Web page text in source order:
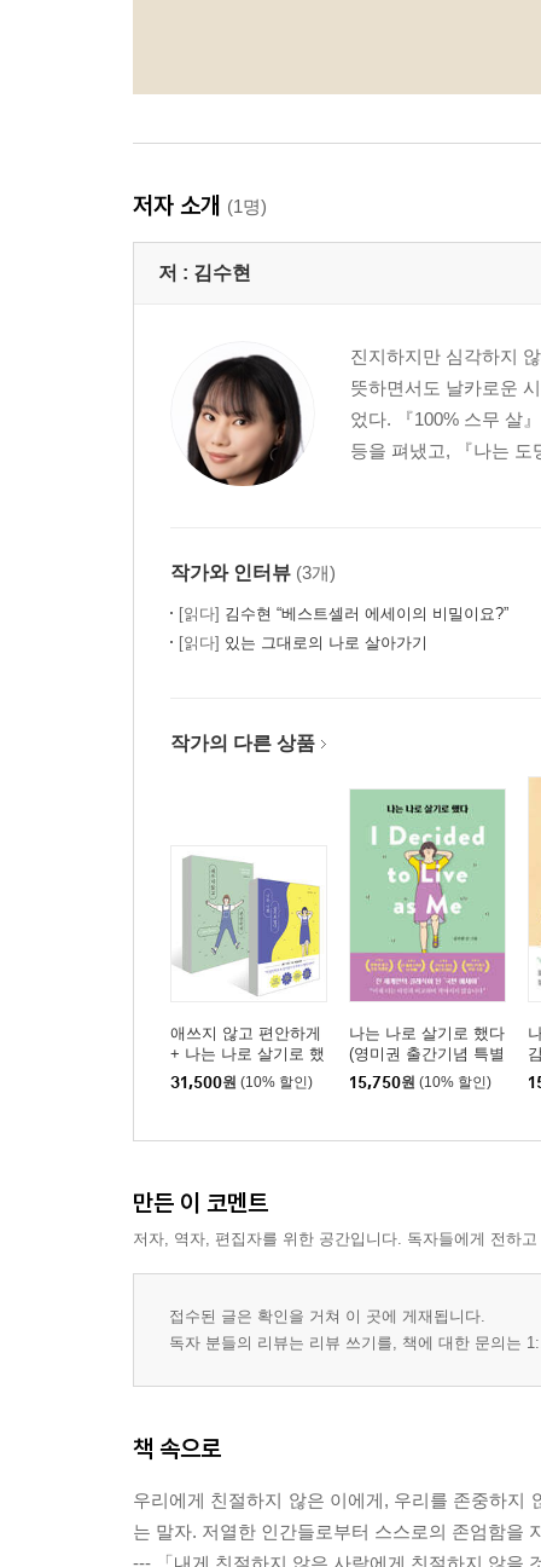
저자 소개 (1명)
저 : 김수현
진지하지만 심각하지
뜻하면서도 날카로운
었다. 『100% 스무 살
등을 펴냈고, 『나는 도
작가와 인터뷰 (3개)
[읽다] 김수현 “베스트셀러 에세이의 비밀이요?”
[읽다] 있는 그대로의 나로 살아가기
작가의 다른 상품
애쓰지 않고 편안하게
+ 나는 나로 살기로 했
다
31,500원 (10% 할인)
나는 나로 살기로 했다
(영미권 출간기념 특별
판)
15,750원 (10% 할인)
만든 이 코멘트
저자, 역자, 편집자를 위한 공간입니다. 독자들에게 전하
접수된 글은 확인을 거쳐 이 곳에 게재됩니다.
독자 분들의 리뷰는 리뷰 쓰기를, 책에 대한 문의는
책 속으로
우리에게 친절하지 않은 이에게, 우리를 존중하지
는 말자. 저열한 인간들로부터 스스로의 존엄함을